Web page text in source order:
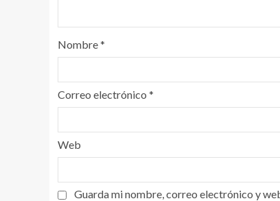
Nombre*
Correo electrónico *
Web
Guarda mi nombre, correo electrónico y